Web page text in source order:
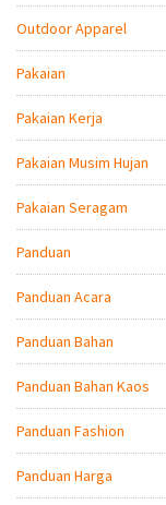
Outdoor Apparel
Pakaian
Pakaian Kerja
Pakaian Musim Hujan
Pakaian Seragam
Panduan
Panduan Acara
Panduan Bahan
Panduan Bahan Kaos
Panduan Fashion
Panduan Harga